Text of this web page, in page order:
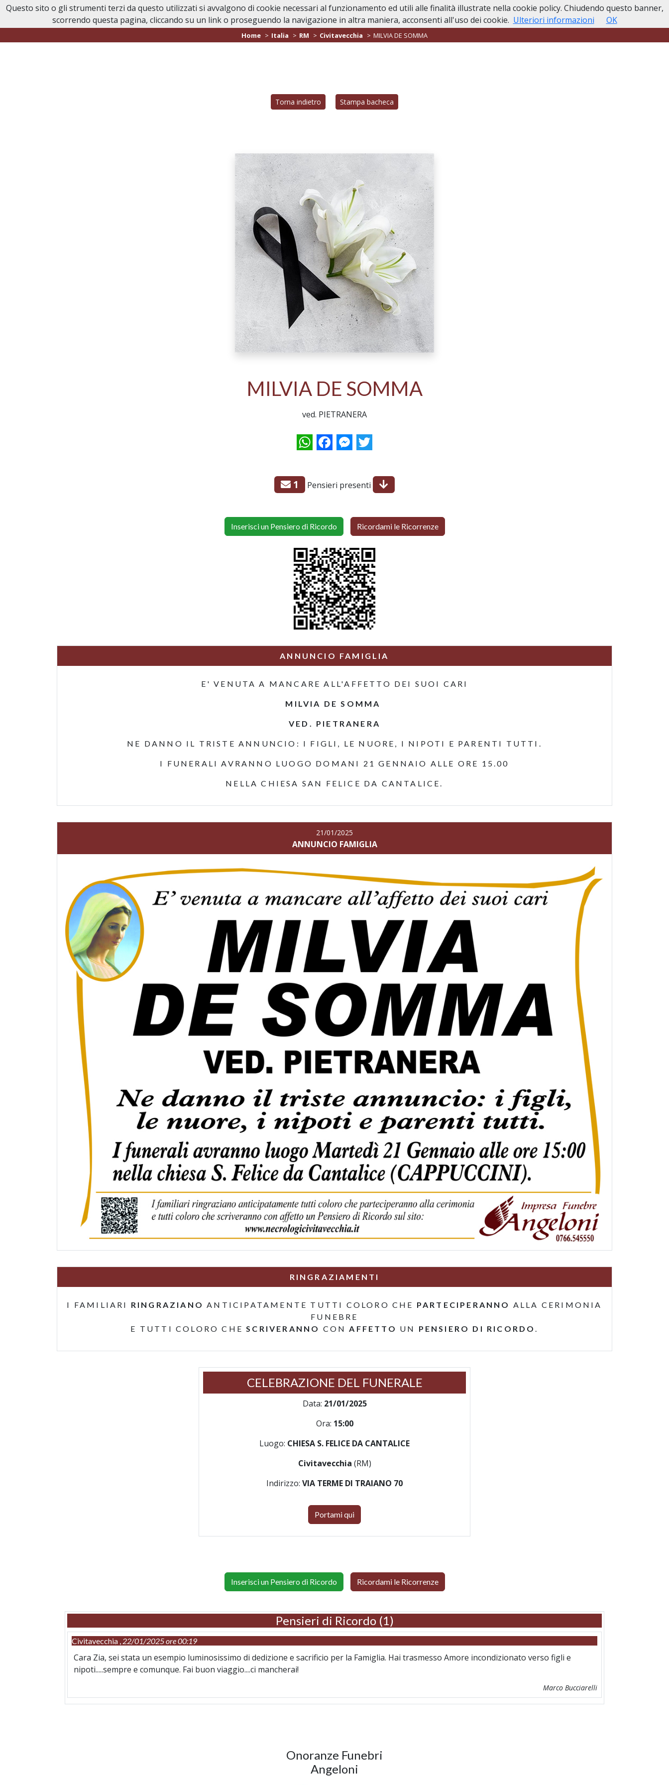
Necrologi Civitavecchia Home In Caso di Decesso Lutti Personaggi Pubblici Contatti
Home Italia RM Civitavecchia MILVIA DE SOMMA
Torna indietro Stampa bacheca
MILVIA DE SOMMA
ved. PIETRANERA
WhatsAppFacebookMessenger
Twitter
1 Pensieri presenti
Inserisci un Pensiero di Ricordo Ricordami le Ricorrenze
ANNUNCIO FAMIGLIA
E' VENUTA A MANCARE ALL'AFFETTO DEI SUOI CARI
MILVIA DE SOMMA
VED. PIETRANERA
NE DANNO IL TRISTE ANNUNCIO: I FIGLI, LE NUORE, I NIPOTI E PARENTI TUTTI.
I FUNERALI AVRANNO LUOGO DOMANI 21 GENNAIO ALLE ORE 15.00
NELLA CHIESA SAN FELICE DA CANTALICE.
21/01/2025
ANNUNCIO FAMIGLIA
RINGRAZIAMENTI
I FAMILIARI RINGRAZIANO ANTICIPATAMENTE TUTTI COLORO CHE PARTECIPERANNO
ALLA CERIMONIA
FUNEBRE
E TUTTI COLORO CHE SCRIVERANNO CON AFFETTO UN PENSIERO DI RICORDO
CELEBRAZIONE DEL FUNERALE
Data: 21/01/2025
Ora: 15:00
Luogo: CHIESA S. FELICE DA CANTALICE
Civitavecchia (RM)
Indirizzo: VIA TERME DI TRAIANO 70
Portami qui
Inserisci un Pensiero di Ricordo Ricordami le Ricorrenze
Pensieri di Ricordo (1)
Civitavecchia , 22/01/2025 ore 00:19
Cara Zia, sei stata un esempio luminosissimo di dedizione e sacrificio per la Famiglia. Hai trasmesso Amore incondizionato verso figli e
nipoti.....sempre e comunque. Fai buon viaggio....ci mancherai!
Marco Bucciarelli
Onoranze Funebri
Angeloni
Questo sito o gli strumenti terzi da questo utilizzati si avvalgono di cookie necessari al funzionamento ed utili alle finalità illustrate nella cookie policy. Chiudendo questo banner,
scorrendo questa pagina, cliccando su un link o proseguendo la navigazione in altra maniera, acconsenti all'uso dei cookie. Ulteriori informazioni OK